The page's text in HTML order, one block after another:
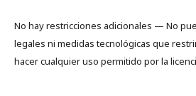
No hay restricciones adicionales — No
legales ni medidas tecnológicas que
hacer cualquier uso permitido por la